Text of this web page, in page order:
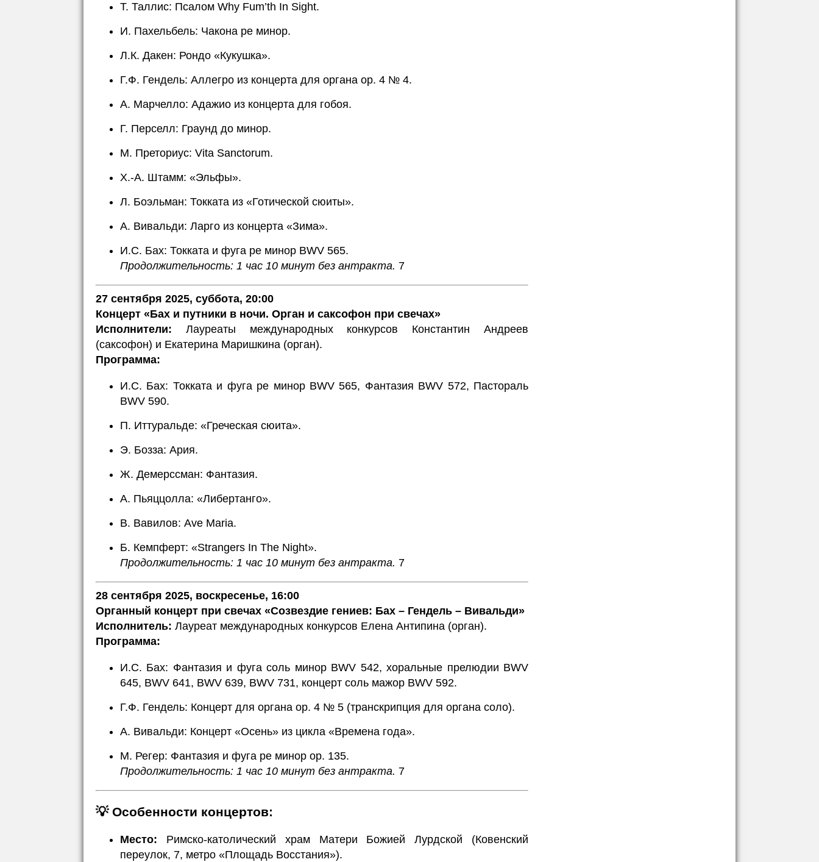
Т. Таллис: Псалом Why Fum’th In Sight.
И. Пахельбель: Чакона ре минор.
Л.К. Дакен: Рондо «Кукушка».
Г.Ф. Гендель: Аллегро из концерта для органа op. 4 № 4.
А. Марчелло: Адажио из концерта для гобоя.
Г. Перселл: Граунд до минор.
М. Преториус: Vita Sanctorum.
Х.-А. Штамм: «Эльфы».
Л. Боэльман: Токката из «Готической сюиты».
А. Вивальди: Ларго из концерта «Зима».
И.С. Бах: Токката и фуга ре минор BWV 565.
Продолжительность: 1 час 10 минут без антракта. 7
27 сентября 2025, суббота, 20:00
Концерт «Бах и путники в ночи. Орган и саксофон при свечах»
Исполнители: Лауреаты международных конкурсов Константин Андреев
(саксофон) и Екатерина Маришкина (орган).
Программа:
И.С. Бах: Токката и фуга ре минор BWV 565, Фантазия BWV 572, Пастораль
BWV 590.
П. Иттуральде: «Греческая сюита».
Э. Бозза: Ария.
Ж. Демерссман: Фантазия.
А. Пьяццолла: «Либертанго».
В. Вавилов: Ave Maria.
Б. Кемпферт: «Strangers In The Night».
Продолжительность: 1 час 10 минут без антракта. 7
28 сентября 2025, воскресенье, 16:00
Органный концерт при свечах «Созвездие гениев: Бах – Гендель – Вивальди»
Исполнитель: Лауреат международных конкурсов Елена Антипина (орган).
Программа:
И.С. Бах: Фантазия и фуга соль минор BWV 542, хоральные прелюдии BWV
645, BWV 641, BWV 639, BWV 731, концерт соль мажор BWV 592.
Г.Ф. Гендель: Концерт для органа op. 4 № 5 (транскрипция для органа соло).
А. Вивальди: Концерт «Осень» из цикла «Времена года».
М. Регер: Фантазия и фуга ре минор op. 135.
Продолжительность: 1 час 10 минут без антракта. 7
💡 Особенности концертов:
Место: Римско-католический храм Матери Божией Лурдской (Ковенский
переулок, 7, метро «Площадь Восстания»).